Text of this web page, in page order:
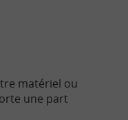
matériel ou
une part